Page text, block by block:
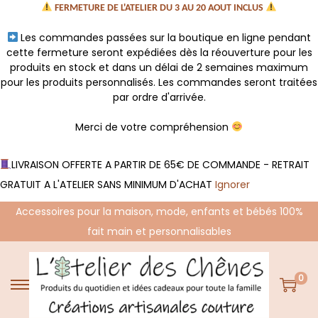
FERMETURE DE L'ATELIER DU 3 AU 20 AOUT INCLUS
Les commandes passées sur la boutique en ligne pendant
cette fermeture seront expédiées dès la réouverture pour les
produits en stock et dans un délai de 2 semaines maximum
pour les produits personnalisés. Les commandes seront traitées
par ordre d'arrivée.
Merci de votre compréhension
LIVRAISON OFFERTE A PARTIR DE 65€ DE COMMANDE - RETRAIT
GRATUIT A L'ATELIER SANS MINIMUM D'ACHAT Ignorer
Accessoires pour la maison, mode, enfants et bébés 100%
fait main et personnalisables
P
a
P
a
0